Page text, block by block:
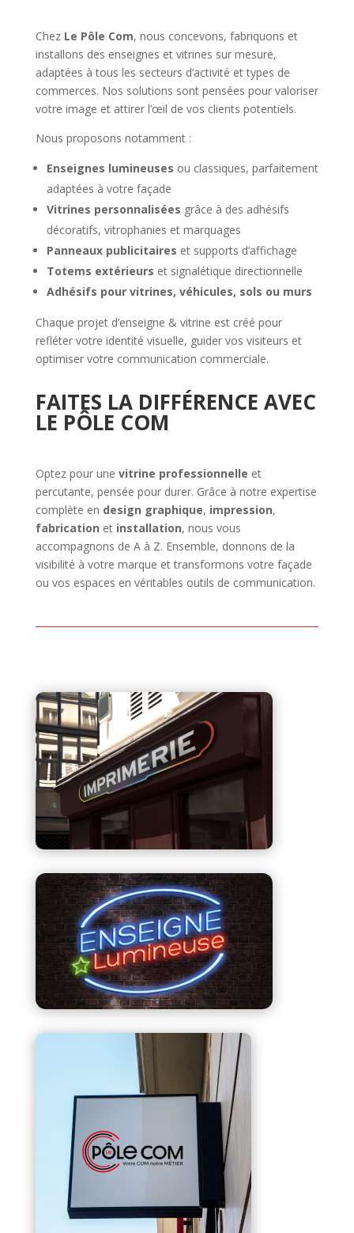
Chez Le Pôle Com, nous concevons, fabriquons et
installons des enseignes et vitrines sur mesure,
adaptées à tous les secteurs d’activité et types de
commerces. Nos solutions sont pensées pour valoriser
votre image et attirer l’œil de vos clients potentiels.
Nous proposons notamment :
Enseignes lumineuses ou classiques, parfaitement
adaptées à votre façade
Vitrines personnalisées grâce à des adhésifs
décoratifs, vitrophanies et marquages
Panneaux publicitaires et supports d’affichage
Totems extérieurs et signalétique directionnelle
Adhésifs pour vitrines, véhicules, sols ou murs
Chaque projet d’enseigne & vitrine est créé pour
refléter votre identité visuelle, guider vos visiteurs et
optimiser votre communication commerciale.
FAITES LA DIFFÉRENCE AVEC
LE PÔLE COM
Optez pour une vitrine professionnelle et
percutante, pensée pour durer. Grâce à notre expertise
complète en design graphique, impression,
fabrication et installation, nous vous
accompagnons de A à Z. Ensemble, donnons de la
visibilité à votre marque et transformons votre façade
ou vos espaces en véritables outils de communication.